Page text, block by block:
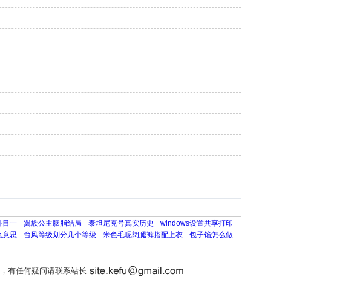
目一 翼族公主胭脂结局 泰坦尼克号真实历史
windows设置共享打印
意思 台风等级划分几个等级 米色毛呢阔腿裤搭配上衣
包子馅怎么做
有任何疑问请联系站长